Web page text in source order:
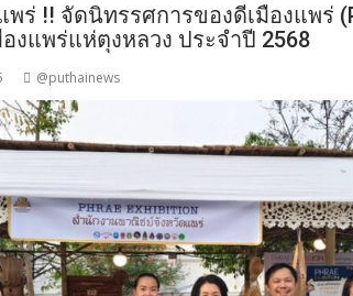
ร่ !! จัดนิทรรศการของดีเมืองแพร่
งแพร่แห่ตุงหลวง ประจำปี 2568
@puthainews